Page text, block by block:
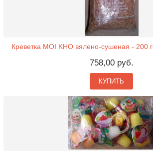
Креветка MOI KHO вялено-сушеная - 200
758,00 руб.
КУПИТЬ